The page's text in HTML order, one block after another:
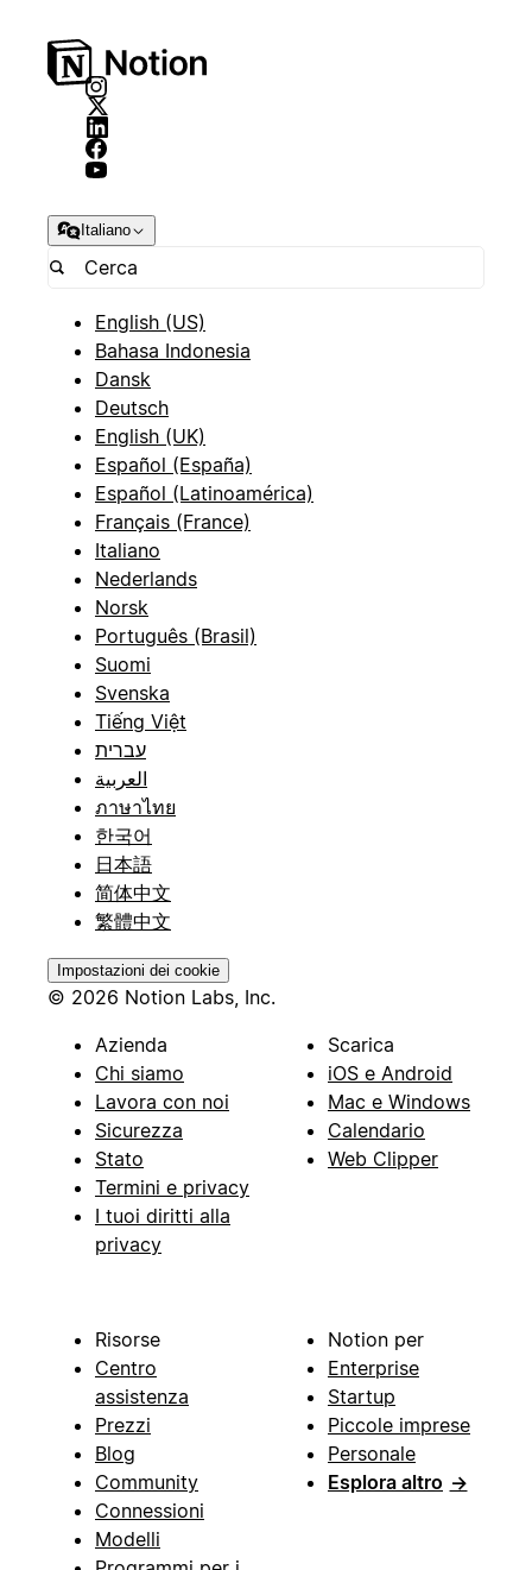
Italiano
English (US)
Bahasa Indonesia
Dansk
Deutsch
English (UK)
Español (España)
Español (Latinoamérica)
Français (France)
Italiano
Nederlands
Norsk
Português (Brasil)
Suomi
Svenska
Tiếng Việt
עברית
العربية
ภาษาไทย
한국어
日本語
简体中文
繁體中文
Impostazioni dei cookie
© 2026 Notion Labs, Inc.
Azienda
Chi siamo
Lavora con noi
Sicurezza
Stato
Termini e privacy
I tuoi diritti alla
privacy
Scarica
iOS e Android
Mac e Windows
Calendario
Web Clipper
Risorse
Centro
assistenza
Prezzi
Blog
Community
Connessioni
Modelli
Notion per
Enterprise
Startup
Piccole imprese
Personale
Esplora altro →